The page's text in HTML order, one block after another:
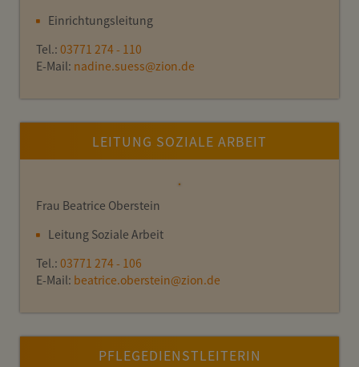
Einrichtungsleitung
Tel.: 03771 274 - 110
E-Mail: nadine.suess@zion.de
LEITUNG SOZIALE ARBEIT
Frau Beatrice Oberstein
Leitung Soziale Arbeit
Tel.: 03771 274 - 106
E-Mail: beatrice.oberstein@zion.de
PFLEGEDIENSTLEITERIN